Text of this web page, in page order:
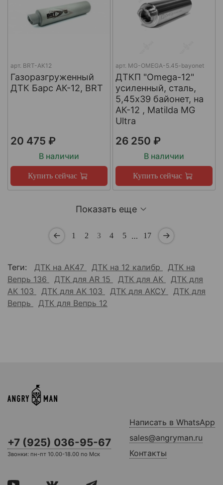
арт. BRT-AK12
Газоразгруженный
ДТК Барс АК-12, BRT
20 475 ₽
В наличии
Купить сейчас
арт. MG-OMEGA-5.45-bayonet
ДТКП "Omega-12"
усиленный, сталь,
5,45x39 байонет, на
АК-12 , Matilda MG
Ultra
26 250 ₽
В наличии
Купить сейчас
Показать еще
1 2 3 4 5 … 17
Теги: ДТК на АК47 ДТК на 12 калибр
ДТК на
Вепрь 136
ДТК для AR 15 ДТК для АК
ДТК для
АК 103
ДТК для АК 103 ДТК для АКСУ
ДТК для
Вепрь
ДТК для Вепрь 12
+7 (925) 036-95-67
Звонки: пн-пт 10.00-18.00 по Мск
Написать в WhatsApp
sales@angryman.ru
Контакты